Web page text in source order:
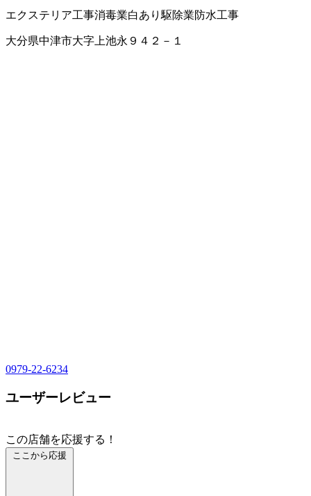
エクステリア工事消毒業白あり駆除業防水工事
大分県中津市大字上池永９４２－１
0979-22-6234
ユーザーレビュー
この店舗を応援する！
ここから応援